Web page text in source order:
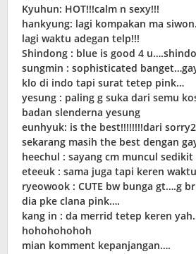
Kyuhun: HOT!!!calm n sexy!!!
hankyung: lagi kompakan ma
lagi waktu adegan telp!!!
Shindong : blue is good 4
sungmin : sophisticated
klo di indo tapi surat tetep pink…
yesung : paling g suka dari semu
badan slenderna yesung
eunhyuk: is the best!!!!!!!!dari
sekarang masih the best dengan
heechul : sayang cm muncul sedikit
eteeuk : sama juga tapi keren
ryeowook : CUTE bw bunga gt….g
dia pke clana pink….
kang in : da merrid tetep keren
hohohohohoh
mian komment kepanjangan….